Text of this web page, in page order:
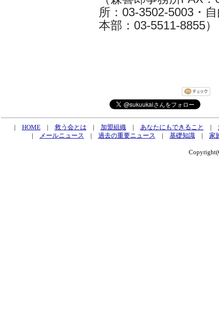
所：03-3502-5003・
本部：03-5511-8855）
| HOME| 救う会とは | 加盟組織| あなたにもできること |
|
メールニュース | 過去の重要ニュース | 基礎知識| 家